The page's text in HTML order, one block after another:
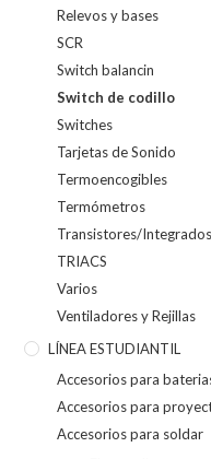
Relevos y bases
SCR
Switch balancin
Switch de codillo
Switches
Tarjetas de Sonido
Termoencogibles
Termómetros
Transistores/Integrados
TRIACS
Varios
Ventiladores y Rejillas
LÍNEA ESTUDIANTIL
Accesorios para
Accesorios para
Accesorios para soldar